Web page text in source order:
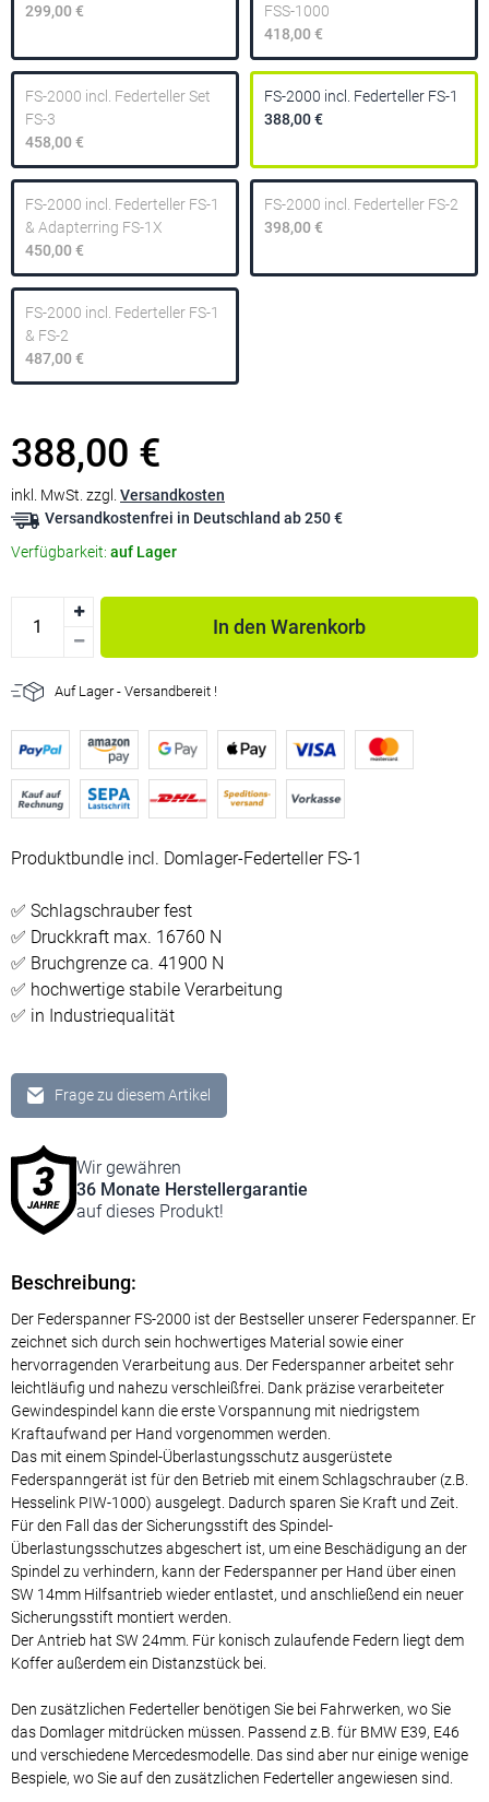
Produktbundle incl. Domlager-Federteller FS-1
✅ Schlagschrauber fest
✅ Druckkraft max. 16760 N
✅ Bruchgrenze ca. 41900 N
✅ hochwertige stabile Verarbeitung
✅ in Industriequalität
Frage zu diesem Artikel
Wir gewähren
36 Monate Hersteller­garantie
auf dieses Produkt!
FS-2000 incl. Federteller FS-2
398,00 €
FSS-1000
418,00 €
FS-2000 incl. Federteller Set
FS-3
458,00 €
299,00 €
FS-2000 incl. Federteller FS-1
& FS-2
487,00 €
FS-2000 incl. Federteller FS-1
388,00 €
FS-2000 incl. Federteller FS-1
& Adapterring FS-1X
450,00 €
388,00 €
inkl. MwSt. zzgl. Versandkosten
Versandkostenfrei in Deutschland ab 250 €
Verfügbarkeit: auf Lager
In den Warenkorb
Auf Lager - Versandbereit !
Beschreibung:
Der Federspanner FS-2000 ist der Bestseller unserer Federspanner. Er
zeichnet sich durch sein hochwertiges Material sowie einer
hervorragenden Verarbeitung aus. Der Federspanner arbeitet sehr
leichtläufig und nahezu verschleißfrei. Dank präzise verarbeiteter
Gewindespindel kann die erste Vorspannung mit niedrigstem
Kraftaufwand per Hand vorgenommen werden.
Das mit einem Spindel-Überlastungsschutz ausgerüstete
Federspanngerät ist für den Betrieb mit einem Schlagschrauber (z.B.
Hesselink PIW-1000) ausgelegt. Dadurch sparen Sie Kraft und Zeit.
Für den Fall das der Sicherungsstift des Spindel-
Überlastungsschutzes abgeschert ist, um eine Beschädigung an der
Spindel zu verhindern, kann der Federspanner per Hand über einen
SW 14mm Hilfsantrieb wieder entlastet, und anschließend ein neuer
Sicherungsstift montiert werden.
Der Antrieb hat SW 24mm. Für konisch zulaufende Federn liegt dem
Koffer außerdem ein Distanzstück bei.
Den zusätzlichen Federteller benötigen Sie bei Fahrwerken, wo Sie
das Domlager mitdrücken müssen. Passend z.B. für BMW E39, E46
und verschiedene Mercedesmodelle. Das sind aber nur einige wenige
Bespiele, wo Sie auf den zusätzlichen Federteller angewiesen sind.